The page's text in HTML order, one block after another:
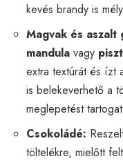
kevés brandy is
Magvak és aszalt
mandula vagy
extra textúrát és ízt
is belekeverhető a
meglepetést
Csokoládé:
töltelékre, mielőtt